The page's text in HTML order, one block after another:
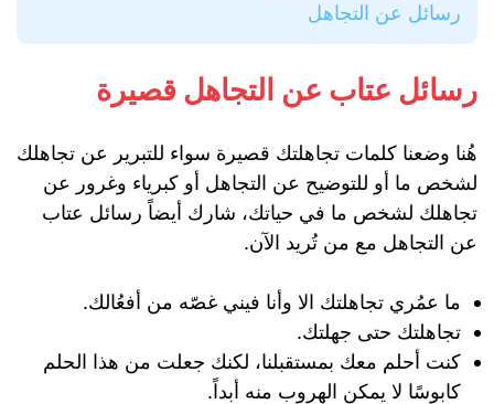
رسائل عن التجاهل
رسائل عتاب عن التجاهل قصيرة
هُنا وضعنا كلمات تجاهلتك قصيرة سواء للتبرير عن تجاهلك
لشخص ما أو للتوضيح عن التجاهل أو كبرياء وغرور عن
تجاهلك لشخص ما في حياتك، شارك أيضاً رسائل عتاب
عن التجاهل مع من تُريد الآن.
ما عمُري تجاهلتك الا وأنا فيني غصّه من أفعُالك.
تجاهلتك حتى جهلتك.
كنت أحلم معك بمستقبلنا، لكنك جعلت من هذا الحلم
كابوسًا لا يمكن الهروب منه أبداً.